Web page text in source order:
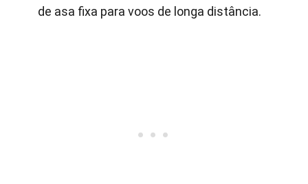
de asa fixa para voos de longa distância.